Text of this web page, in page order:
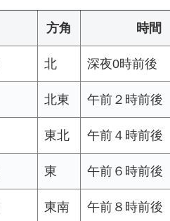
方角 時間
北 深夜0時前後
北東 午前２時前後
東北 午前４時前後
東 午前６時前後
東南 午前８時前後